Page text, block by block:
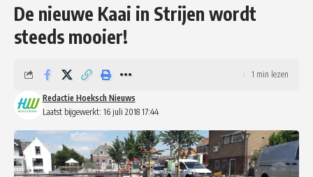
De nieuwe Kaai in Strijen wordt
steeds mooier!
Laatst bijgewerkt: 16 juli 2018 17:44
Redactie Hoeksch Nieuws
1 min lezen